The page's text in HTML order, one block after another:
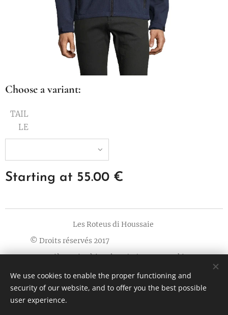
Choose a variant:
TAIL
LE
Starting at 55.00 €
Les Roteus di Houssaie
© Droits réservés 2017
Dernière mise à jour le 13/11/2023
Cookies
Languages
Français
Nederlands English Deutsch
We use cookies to enable the proper functioning and
security of our website, and to offer you the best possible
user experience.